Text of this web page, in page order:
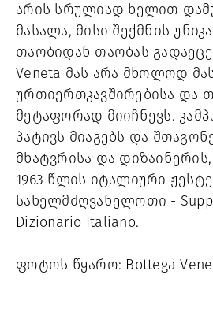
არის სრულიად ხელით
მასალა, მისი შექმნის
თაობიდან თაობას
Veneta მას არა მხოლოდ
ურთიერთკავშირებისა და
მეტაფორად მიიჩნევს.
პატივს მიაგებს და
მხატვრისა და
1963 წლის იტალიური
სახელმძღვანელოთი -
Dizionario Italiano.
ფოტოს წყარო: Bottega